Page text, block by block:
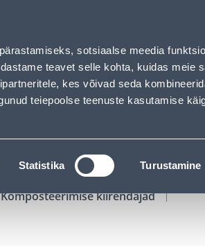
sotsiaalse meedia
teavet selle kohta, kuidas meie
kes võivad seda
teiepoolse teenuste kasutamise
Statistika Turustamine
Karjäärileht
OTSI
TÖÖRIISTALAENUTUS
Komposteerimise kiirendajad